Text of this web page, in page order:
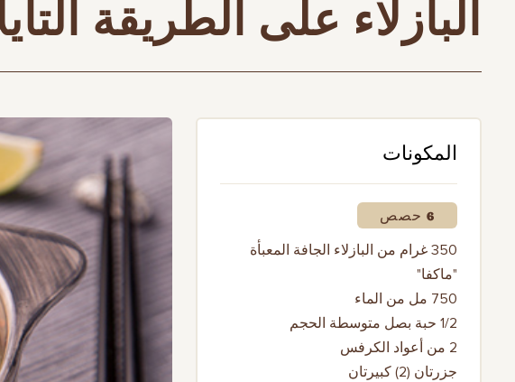
البازلاء على الطريقة
المكونات
6 حصص
350 غرام من البازلاء الجافة المعبأة
"ماكفا"
750 مل من الماء
1/2 حبة بصل متوسطة الحجم
2 من أعواد الكرفس
جزرتان (2) كبيرتان